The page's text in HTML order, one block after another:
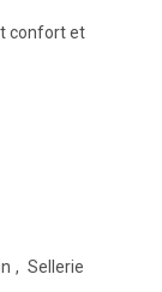
confort et
, Sellerie